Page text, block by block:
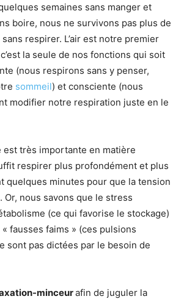
semaines sans manger et
boire, nous ne survivons pas plus de
respirer. L’air est notre premier
la seule de nos fonctions qui soit
(nous respirons sans y penser,
sommeil) et consciente (nous
modifier notre respiration juste en le
très importante en matière
respirer plus profondément et plus
quelques minutes pour que la tension
Or, nous savons que le stress
(ce qui favorise le stockage)
fausses faims » (ces pulsions
sont pas dictées par le besoin de
minceurafin de juguler la